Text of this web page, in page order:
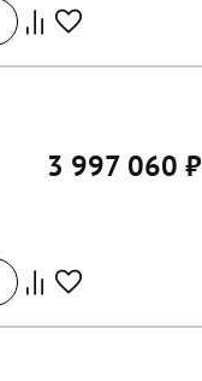
3 997 060 ₽